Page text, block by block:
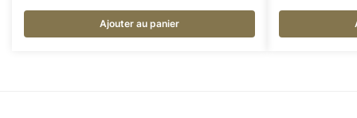
Ajouter au panier